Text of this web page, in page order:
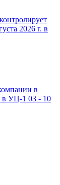
2026 г. в
в
в УЦ-1 03 - 10